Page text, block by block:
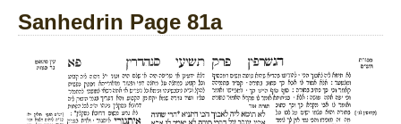
Sanhedrin Page 81a